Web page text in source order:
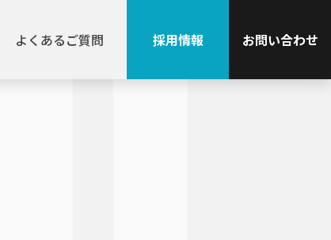
よくあるご質問 採用情報 お問い合わせ